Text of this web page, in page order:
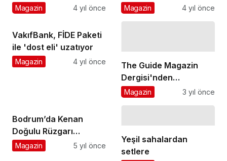
Çeviriyor
Magazin 4 yıl önce
sürdürülebilirlik
Magazin 4 yıl önce
VakıfBank, FİDE Paketi
ile 'dost eli' uzatıyor
Magazin 4 yıl önce
The Guide Magazin
Dergisi'nden
Muhteşem Lansman
Magazin 3 yıl önce
Bodrum’da Kenan
Doğulu Rüzgarı
ORGANICS by Red Bull
Magazin 5 yıl önce
Yeşil sahalardan
setlere